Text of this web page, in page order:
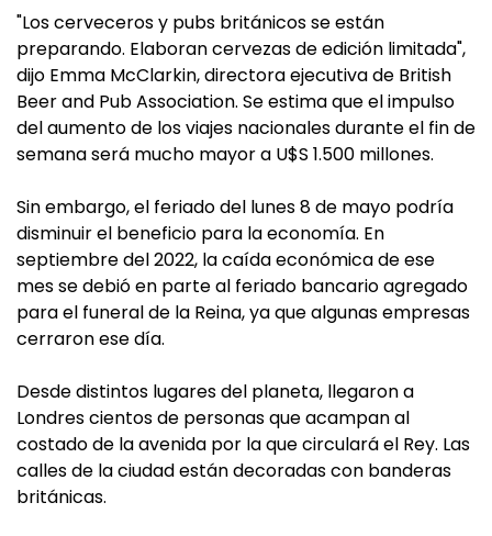
"Los cerveceros y pubs británicos se están
preparando. Elaboran cervezas de edición limitada",
dijo Emma McClarkin, directora ejecutiva de British
Beer and Pub Association. Se estima que el impulso
del aumento de los viajes nacionales durante el fin de
semana será mucho mayor a U$S 1.500 millones.
Sin embargo, el feriado del lunes 8 de mayo podría
disminuir el beneficio para la economía. En
septiembre del 2022, la caída económica de ese
mes se debió en parte al feriado bancario agregado
para el funeral de la Reina, ya que algunas empresas
cerraron ese día.
Desde distintos lugares del planeta, llegaron a
Londres cientos de personas que acampan al
costado de la avenida por la que circulará el Rey. Las
calles de la ciudad están decoradas con banderas
británicas.